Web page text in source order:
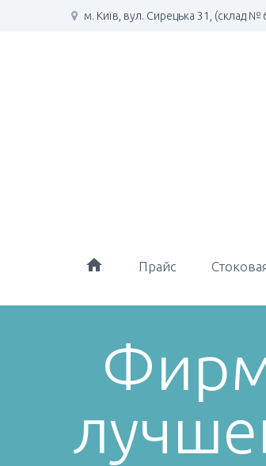
м. Київ, вул. Сирецька 31, (склад №
home Прайс